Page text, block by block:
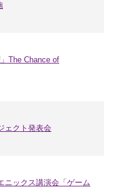
The Chance of
ェクト発表会
ニックス講演会「ゲーム